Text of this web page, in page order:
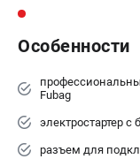
Особенности
Fubag
электростартер
разъем для